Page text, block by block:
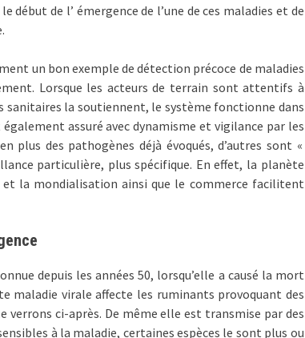
de l’ émergence de l’une de ces maladies et de
un bon exemple de détection précoce de maladies
Lorsque les acteurs de terrain sont attentifs à
la soutiennent, le système fonctionne dans
assuré avec dynamisme et vigilance par les
plus des pathogènes déjà évoqués, d’autres sont «
particulière, plus spécifique. En effet, la planète
et la mondialisation ainsi que le commerce facilitent
depuis les années 50, lorsqu’elle a causé la mort
maladie virale affecte les ruminants provoquant des
verrons ci-après. De même elle est transmise par des
à la maladie, certaines espèces le sont plus ou